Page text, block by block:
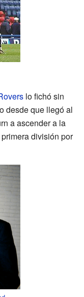
lo fichó sin
desde que llegó al
a ascender a la
división por